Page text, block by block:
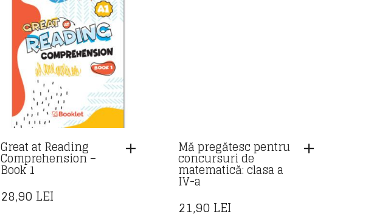
Great at Reading
Comprehension –
Book 1
28,90 LEI
Mă pregătesc pentru
concursuri de
matematică: clasa a
IV-a
21,90 LEI